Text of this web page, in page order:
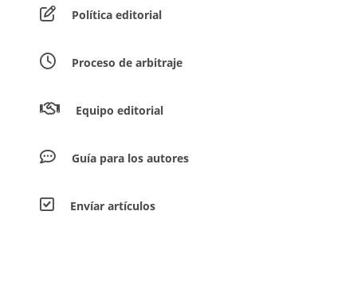
Política editorial
Proceso de arbitraje
Equipo editorial
Guía para los autores
Envíar artículos